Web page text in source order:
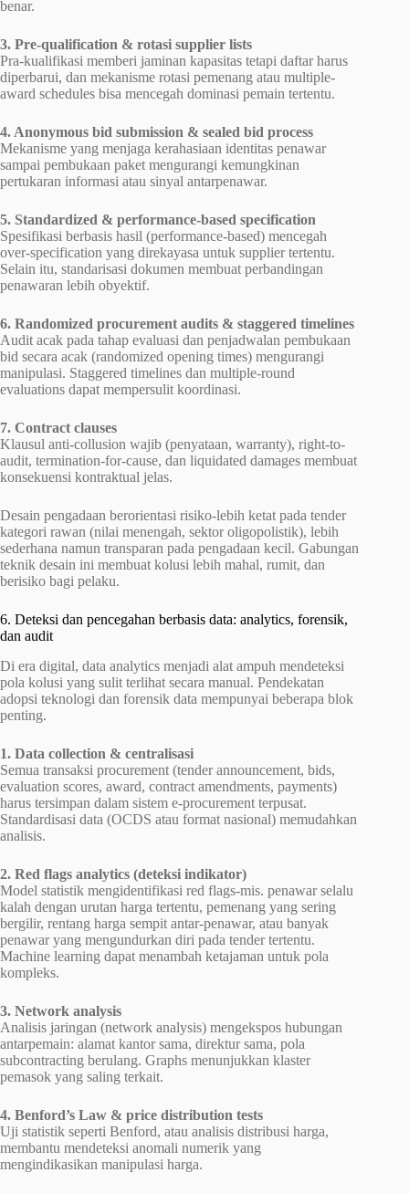
benar.
3. Pre-qualification & rotasi supplier lists
Pra-kualifikasi memberi jaminan kapasitas tetapi daftar harus
diperbarui, dan mekanisme rotasi pemenang atau multiple-
award schedules bisa mencegah dominasi pemain tertentu.
4. Anonymous bid submission & sealed bid process
Mekanisme yang menjaga kerahasiaan identitas penawar
sampai pembukaan paket mengurangi kemungkinan
pertukaran informasi atau sinyal antarpenawar.
5. Standardized & performance-based specification
Spesifikasi berbasis hasil (performance-based) mencegah
over-specification yang direkayasa untuk supplier tertentu.
Selain itu, standarisasi dokumen membuat perbandingan
penawaran lebih obyektif.
6. Randomized procurement audits & staggered timelines
Audit acak pada tahap evaluasi dan penjadwalan pembukaan
bid secara acak (randomized opening times) mengurangi
manipulasi. Staggered timelines dan multiple-round
evaluations dapat mempersulit koordinasi.
7. Contract clauses
Klausul anti-collusion wajib (penyataan, warranty), right-to-
audit, termination-for-cause, dan liquidated damages membuat
konsekuensi kontraktual jelas.
Desain pengadaan berorientasi risiko-lebih ketat pada tender
kategori rawan (nilai menengah, sektor oligopolistik), lebih
sederhana namun transparan pada pengadaan kecil. Gabungan
teknik desain ini membuat kolusi lebih mahal, rumit, dan
berisiko bagi pelaku.
6. Deteksi dan pencegahan berbasis data: analytics, forensik,
dan audit
Di era digital, data analytics menjadi alat ampuh mendeteksi
pola kolusi yang sulit terlihat secara manual. Pendekatan
adopsi teknologi dan forensik data mempunyai beberapa blok
penting.
1. Data collection & centralisasi
Semua transaksi procurement (tender announcement, bids,
evaluation scores, award, contract amendments, payments)
harus tersimpan dalam sistem e-procurement terpusat.
Standardisasi data (OCDS atau format nasional) memudahkan
analisis.
2. Red flags analytics (deteksi indikator)
Model statistik mengidentifikasi red flags-mis. penawar selalu
kalah dengan urutan harga tertentu, pemenang yang sering
bergilir, rentang harga sempit antar-penawar, atau banyak
penawar yang mengundurkan diri pada tender tertentu.
Machine learning dapat menambah ketajaman untuk pola
kompleks.
3. Network analysis
Analisis jaringan (network analysis) mengekspos hubungan
antarpemain: alamat kantor sama, direktur sama, pola
subcontracting berulang. Graphs menunjukkan klaster
pemasok yang saling terkait.
4. Benford’s Law & price distribution tests
Uji statistik seperti Benford, atau analisis distribusi harga,
membantu mendeteksi anomali numerik yang
mengindikasikan manipulasi harga.